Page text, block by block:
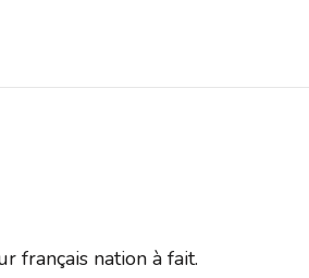
français nation à fait.